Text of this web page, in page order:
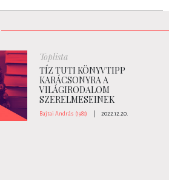
Toplista
TÍZ TUTI KÖNYVTIPP
KARÁCSONYRA A
VILÁGIRODALOM
SZERELMESEINEK
Bajtai András (1983) 2022.12.20.